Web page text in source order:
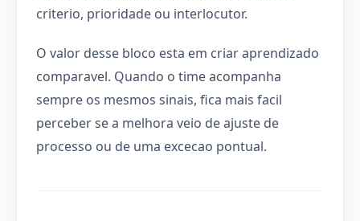
criterio, prioridade ou interlocutor.
O valor desse bloco esta em criar aprendizado
comparavel. Quando o time acompanha
sempre os mesmos sinais, fica mais facil
perceber se a melhora veio de ajuste de
processo ou de uma excecao pontual.